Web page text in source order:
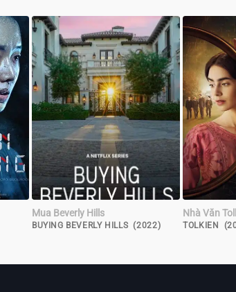
Mua Beverly Hills
BUYING BEVERLY HILLS (2022)
Nhà Văn
TOLKIEN